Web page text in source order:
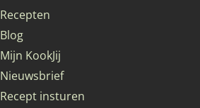
Recepten
Blog
Mijn KookJij
Nieuwsbrief
Recept insturen